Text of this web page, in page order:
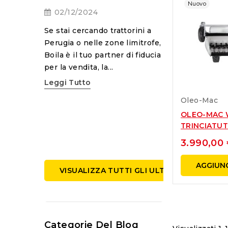
02/12/2024
Se stai cercando trattorini a
Perugia o nelle zone limitrofe,
Boila è il tuo partner di fiducia
per la vendita, la...
Leggi Tutto
Benvenuti nel
del robot
Husqvarna.
VISUALIZZA TUTTI GLI ULTIMI POST
Categorie Del Blog
Nuovo
Oleo-Mac
OLEO-MAC
3.990,00